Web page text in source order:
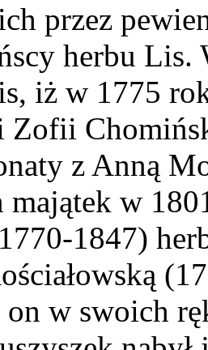
przez
herbu Lis.
iż w 1775
Zofii
z Anną
majątek w
1847)
on w swoich